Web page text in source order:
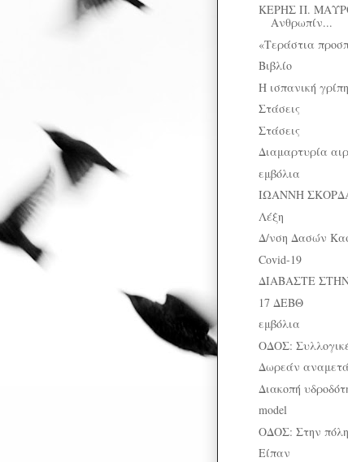
ΚΕΡΗΣ Π.
Ανθρωπίν...
«Τεράστια
Βιβλίο
Η ισπανική
Στάσεις
Στάσεις
Διαμαρτυρία
εμβόλια
ΙΩΑΝΝΗ
Λέξη
Δ/νση Δασών
Covid-19
ΔΙΑΒΑΣΤΕ
17 ΔΕΒΘ
εμβόλια
ΟΔΟΣ:
Δωρεάν
Διακοπή
model
ΟΔΟΣ: Στην πόλη
Είπαν